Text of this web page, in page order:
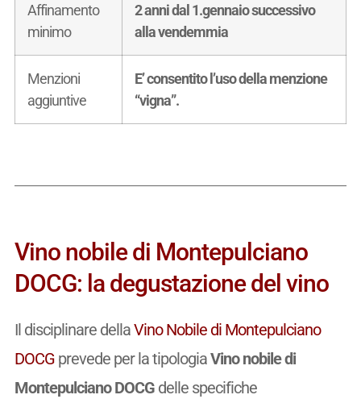
Affinamento
minimo
2 anni dal 1.gennaio successivo
alla vendemmia
Menzioni
aggiuntive
E’ consentito l’uso della menzione
“vigna”.
Vino nobile di Montepulciano
DOCG: la degustazione del vino
Il disciplinare dellaVino Nobile di Montepulciano
DOCGprevede per la tipologiaVino nobile di
Montepulciano DOCGdelle specifiche